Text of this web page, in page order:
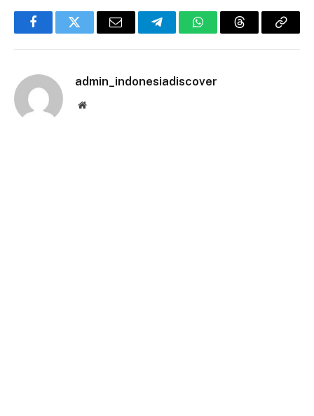
FacebookTwitter Email TelegramWhatsAppThreadsCopy
admin_indonesiadiscover
Website